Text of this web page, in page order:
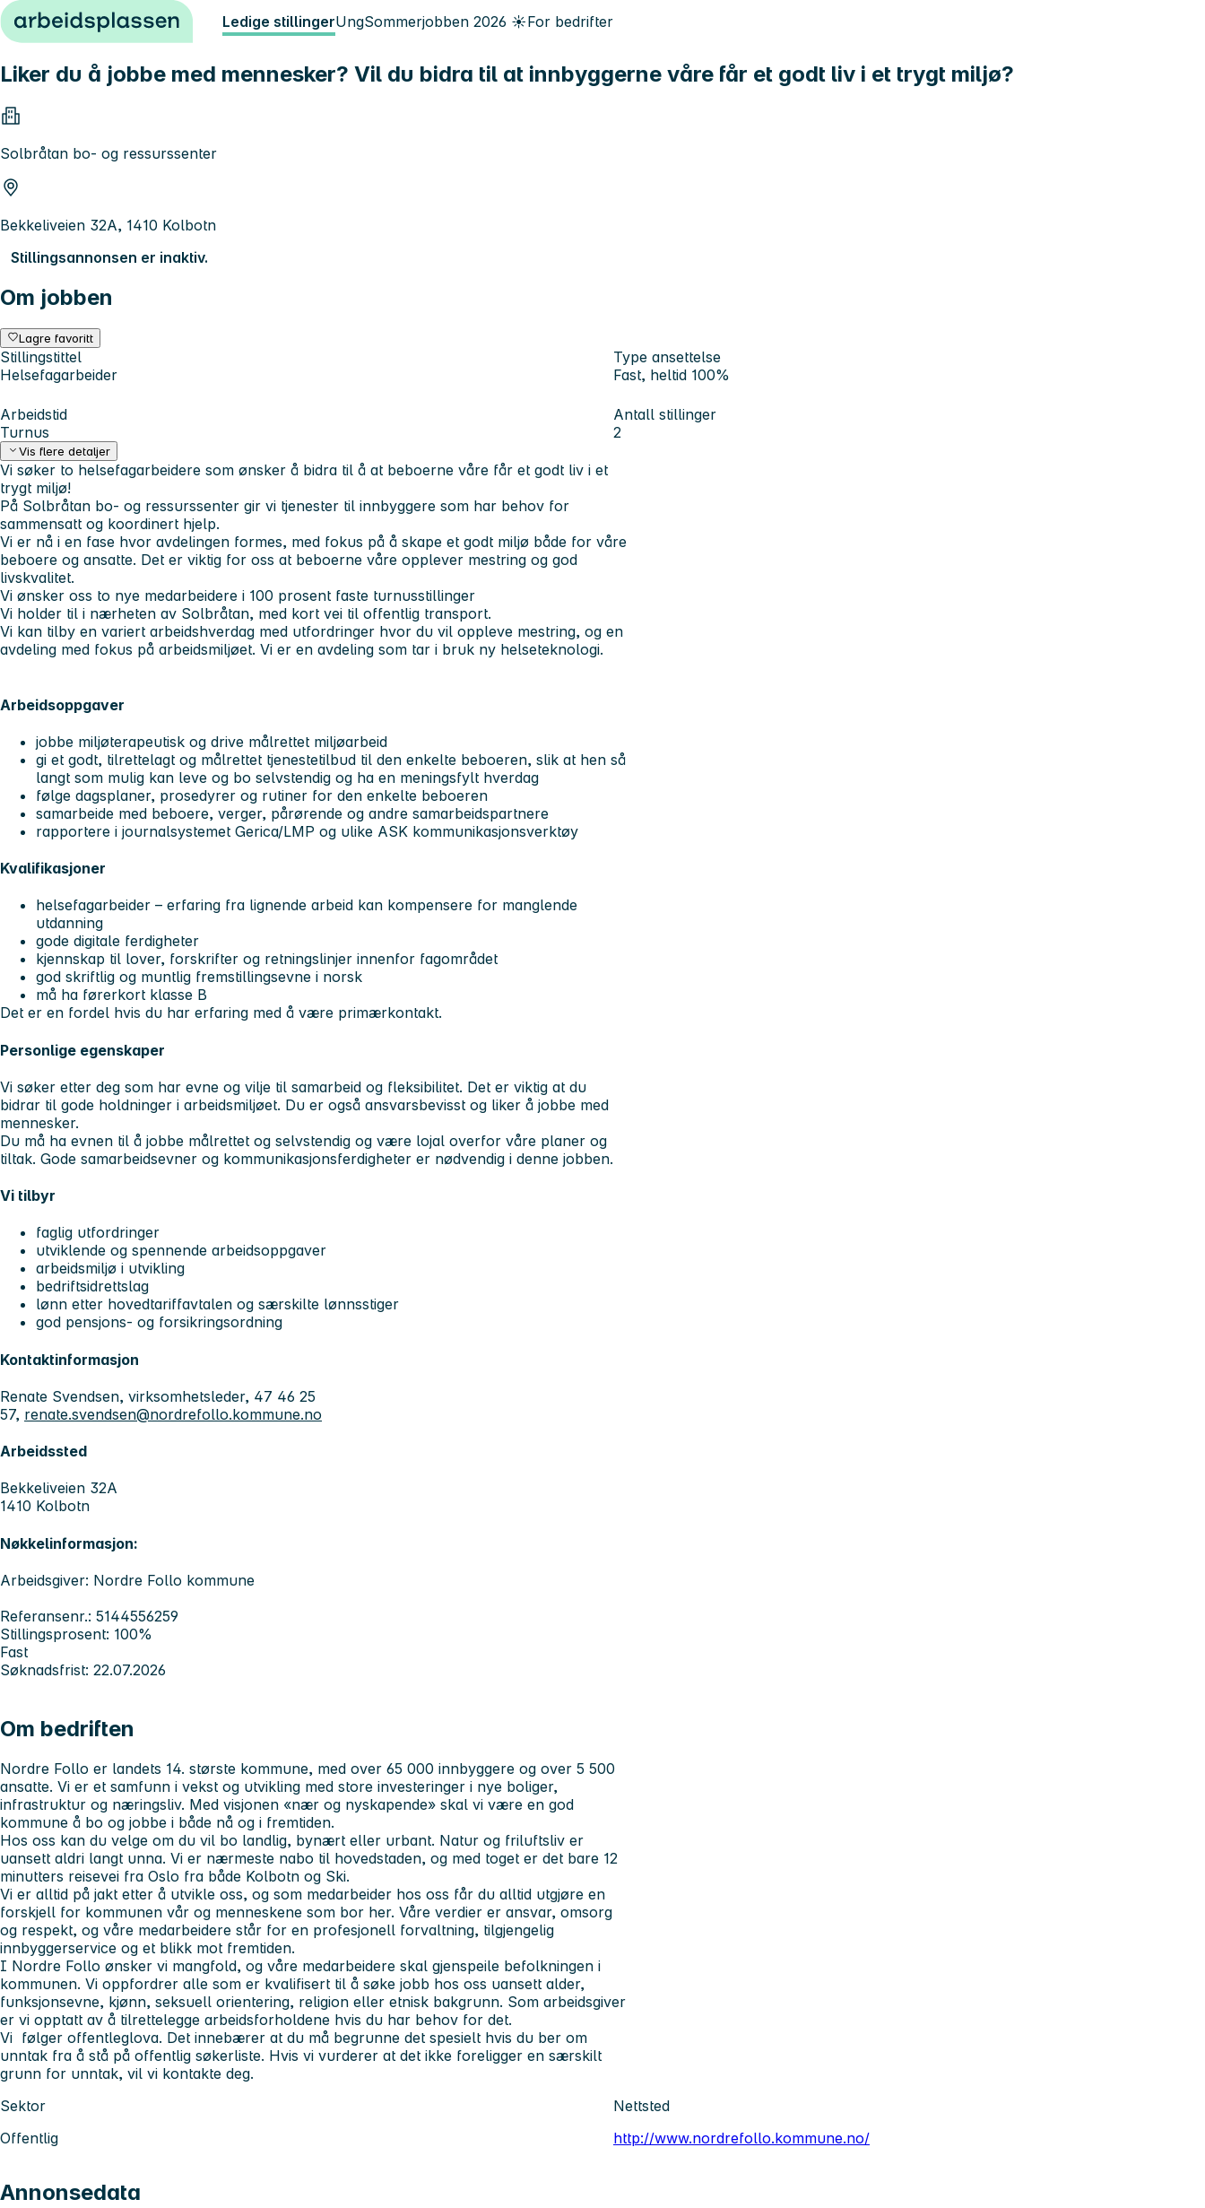
Hopp til innhold Ledige stillingerUngSommerjobben 2026 ☀️For bedrifter
Liker du å jobbe med mennesker? Vil du bidra til at innbyggerne våre får et godt liv i et trygt miljø?
Solbråtan bo- og ressurssenter
Bekkeliveien 32A, 1410 Kolbotn
Stillingsannonsen er inaktiv.
Om jobben
Lagre favoritt
Stillingstittel
Helsefagarbeider
Type ansettelse
Fast, heltid 100%
Arbeidstid
Turnus
Antall stillinger
2
Vis flere detaljer
Vi søker to helsefagarbeidere som ønsker å bidra til å at beboerne våre får et godt liv i et
trygt miljø!
På Solbråtan bo- og ressurssenter gir vi tjenester til innbyggere som har behov for
sammensatt og koordinert hjelp.
Vi er nå i en fase hvor avdelingen formes, med fokus på å skape et godt miljø både for våre
beboere og ansatte. Det er viktig for oss at beboerne våre opplever mestring og god
livskvalitet.
Vi ønsker oss to nye medarbeidere i 100 prosent faste turnusstillinger
Vi holder til i nærheten av Solbråtan, med kort vei til offentlig transport.
Vi kan tilby en variert arbeidshverdag med utfordringer hvor du vil oppleve mestring, og en
avdeling med fokus på arbeidsmiljøet. Vi er en avdeling som tar i bruk ny helseteknologi.
Arbeidsoppgaver
jobbe miljøterapeutisk og drive målrettet miljøarbeid
gi et godt, tilrettelagt og målrettet tjenestetilbud til den enkelte beboeren, slik at hen så
langt som mulig kan leve og bo selvstendig og ha en meningsfylt hverdag
følge dagsplaner, prosedyrer og rutiner for den enkelte beboeren
samarbeide med beboere, verger, pårørende og andre samarbeidspartnere
rapportere i journalsystemet Gerica/LMP og ulike ASK kommunikasjonsverktøy
Kvalifikasjoner
helsefagarbeider – erfaring fra lignende arbeid kan kompensere for manglende
utdanning
gode digitale ferdigheter
kjennskap til lover, forskrifter og retningslinjer innenfor fagområdet
god skriftlig og muntlig fremstillingsevne i norsk
må ha førerkort klasse B
Det er en fordel hvis du har erfaring med å være primærkontakt.
Personlige egenskaper
Vi søker etter deg som har evne og vilje til samarbeid og fleksibilitet. Det er viktig at du
bidrar til gode holdninger i arbeidsmiljøet. Du er også ansvarsbevisst og liker å jobbe med
mennesker.
Du må ha evnen til å jobbe målrettet og selvstendig og være lojal overfor våre planer og
tiltak. Gode samarbeidsevner og kommunikasjonsferdigheter er nødvendig i denne jobben.
Vi tilbyr
faglig utfordringer
utviklende og spennende arbeidsoppgaver
arbeidsmiljø i utvikling
bedriftsidrettslag
lønn etter hovedtariffavtalen og særskilte lønnsstiger
god pensjons- og forsikringsordning
Kontaktinformasjon
Renate Svendsen, virksomhetsleder, 47 46 25
57, renate.svendsen@nordrefollo.kommune.no
Arbeidssted
Bekkeliveien 32A
1410 Kolbotn
Nøkkelinformasjon:
Arbeidsgiver: Nordre Follo kommune
Referansenr.: 5144556259
Stillingsprosent: 100%
Fast
Søknadsfrist: 22.07.2026
Om bedriften
Nordre Follo er landets 14. største kommune, med over 65 000 innbyggere og over 5 500
ansatte. Vi er et samfunn i vekst og utvikling med store investeringer i nye boliger,
infrastruktur og næringsliv. Med visjonen «nær og nyskapende» skal vi være en god
kommune å bo og jobbe i både nå og i fremtiden.
Hos oss kan du velge om du vil bo landlig, bynært eller urbant. Natur og friluftsliv er
uansett aldri langt unna. Vi er nærmeste nabo til hovedstaden, og med toget er det bare 12
minutters reisevei fra Oslo fra både Kolbotn og Ski.
Vi er alltid på jakt etter å utvikle oss, og som medarbeider hos oss får du alltid utgjøre en
forskjell for kommunen vår og menneskene som bor her. Våre verdier er ansvar, omsorg
og respekt, og våre medarbeidere står for en profesjonell forvaltning, tilgjengelig
innbyggerservice og et blikk mot fremtiden.
I Nordre Follo ønsker vi mangfold, og våre medarbeidere skal gjenspeile befolkningen i
kommunen. Vi oppfordrer alle som er kvalifisert til å søke jobb hos oss uansett alder,
funksjonsevne, kjønn, seksuell orientering, religion eller etnisk bakgrunn. Som arbeidsgiver
er vi opptatt av å tilrettelegge arbeidsforholdene hvis du har behov for det.
Vi følger offentleglova. Det innebærer at du må begrunne det spesielt hvis du ber om
unntak fra å stå på offentlig søkerliste. Hvis vi vurderer at det ikke foreligger en særskilt
grunn for unntak, vil vi kontakte deg.
Sektor
Offentlig
Nettsted
http://www.nordrefollo.kommune.no/
Annonsedata